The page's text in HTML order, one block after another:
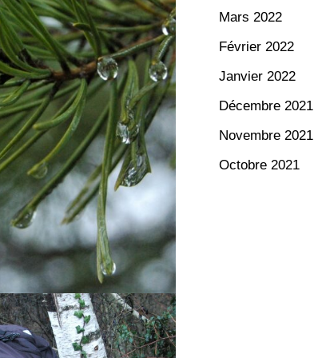
Mars 2022
Février 2022
Janvier 2022
Décembre 2021
Novembre 2021
Octobre 2021